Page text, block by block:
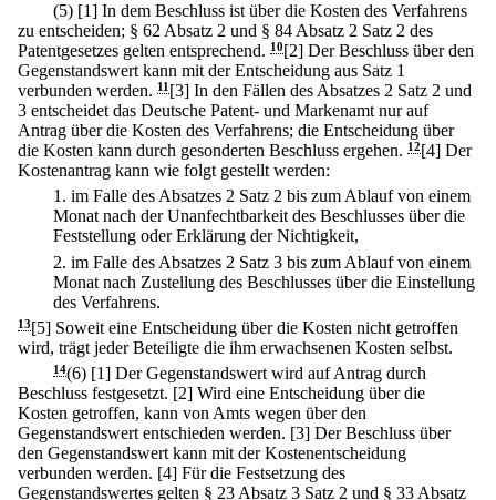
(5) [1] In dem Beschluss ist über die Kosten des Verfahrens
zu entscheiden; § 62 Absatz 2 und § 84 Absatz 2 Satz 2 des
Patentgesetzes gelten entsprechend. 10[2] Der Beschluss über den
Gegenstandswert kann mit der Entscheidung aus Satz 1
verbunden werden. 11 [3] In den Fällen des Absatzes 2 Satz 2 und
3 entscheidet das Deutsche Patent- und Markenamt nur auf
Antrag über die Kosten des Verfahrens; die Entscheidung über
die Kosten kann durch gesonderten Beschluss ergehen. 12[4] Der
Kostenantrag kann wie folgt gestellt werden:
1. im Falle des Absatzes 2 Satz 2 bis zum Ablauf von einem
Monat nach der Unanfechtbarkeit des Beschlusses über die
Feststellung oder Erklärung der Nichtigkeit,
2. im Falle des Absatzes 2 Satz 3 bis zum Ablauf von einem
Monat nach Zustellung des Beschlusses über die Einstellung
des Verfahrens.
13[5] Soweit eine Entscheidung über die Kosten nicht getroffen
wird, trägt jeder Beteiligte die ihm erwachsenen Kosten selbst.
14(6) [1] Der Gegenstandswert wird auf Antrag durch
Beschluss festgesetzt. [2] Wird eine Entscheidung über die
Kosten getroffen, kann von Amts wegen über den
Gegenstandswert entschieden werden. [3] Der Beschluss über
den Gegenstandswert kann mit der Kostenentscheidung
verbunden werden. [4] Für die Festsetzung des
Gegenstandswertes gelten § 23 Absatz 3 Satz 2 und § 33 Absatz